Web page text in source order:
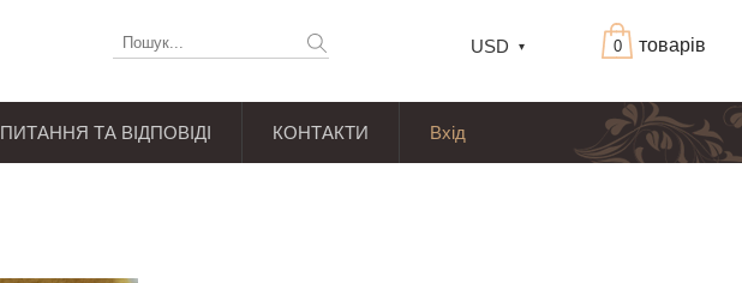
товарів
0
USD
ПИТАННЯ ТА ВІДПОВІДІ КОНТАКТИ Вхід